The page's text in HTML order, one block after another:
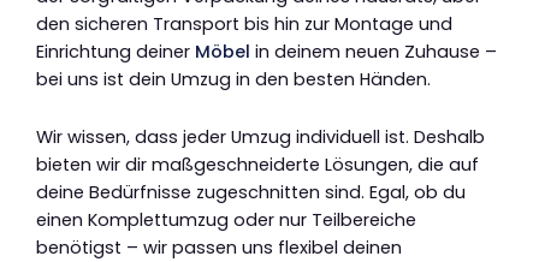
den sicheren Transport bis hin zur Montage und
Einrichtung deiner Möbel in deinem neuen Zuhause –
bei uns ist dein Umzug in den besten Händen.
Wir wissen, dass jeder Umzug individuell ist. Deshalb
bieten wir dir maßgeschneiderte Lösungen, die auf
deine Bedürfnisse zugeschnitten sind. Egal, ob du
einen Komplettumzug oder nur Teilbereiche
benötigst – wir passen uns flexibel deinen